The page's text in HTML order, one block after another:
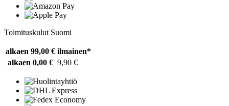
Toimituskulut Suomi
alkaen 99,00 € ilmainen*
alkaen 0,00 € 9,90 €